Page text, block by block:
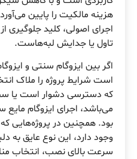
هزینه مالکیت را پایین
اجرای اصولی، کلید جلوگیری
تاول یا جدایش لبه‌هاست.
اگر بین ایزوگام سنتی و
است شرایط پروژه را ملاک
که دسترسی دشوار است یا
می‌باشد، اجرای ایزوگام
بود. همچنین در پروژه‌هایی
وجود دارد، این نوع عایق به
سرعت بالای نصب، انتخاب